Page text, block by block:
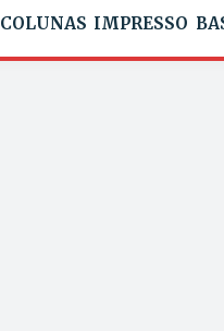
COLUNAS IMPRESSO